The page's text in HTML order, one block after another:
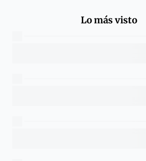
Lo más visto